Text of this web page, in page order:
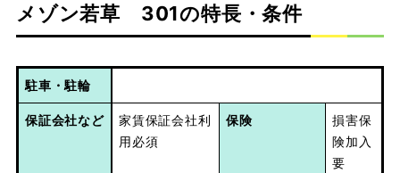
メゾン若草 301の特長・条件
駐車・駐輪
保証会社など
家賃保証会社利
用必須
保険
損害保
険加入
要